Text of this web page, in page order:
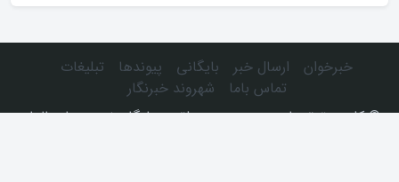
خبرخوان ارسال خبر بایگانی پیوندها
تبلیغات
تماس باما
شهروند خبرنگار
© كليه حقوق مادی و معنوی، متعلق به پایگاه خبری دیار عالمان